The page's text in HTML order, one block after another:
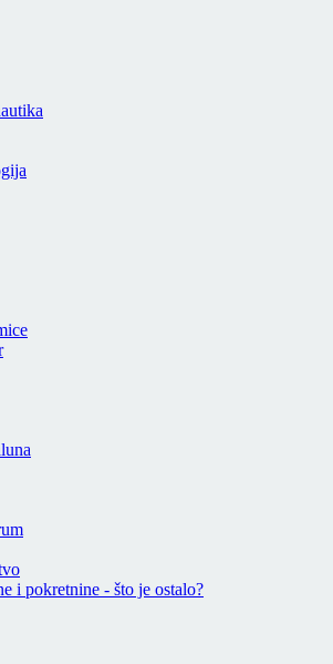
i pokretnine - što je ostalo?